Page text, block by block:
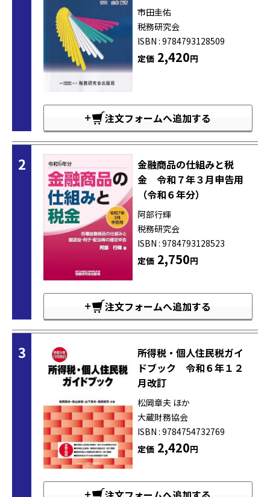
市田圭佑
税務研究会
ISBN : 9784793128509
定価2,420円
注文フォームへ追加する
2
金融商品の仕組みと税
金 令和７年３月申告用
（令和６年分）
阿部行輝
税務研究会
ISBN : 9784793128523
定価2,750円
注文フォームへ追加する
3
所得税・個人住民税ガイ
ドブック 令和６年１２
月改訂
松岡章夫 ほか
大蔵財務協会
ISBN : 9784754732769
定価2,420円